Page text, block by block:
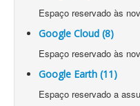
Espaço reservado às
Google Cloud (8)
Espaço reservado às
Google Earth (11)
Espaço reservado a